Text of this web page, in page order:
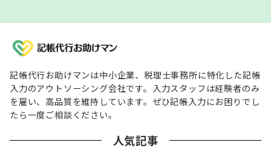
記帳代行お助けマンは中小企業、税理士事務所に特化した記帳
入力のアウトソーシング会社です。入力スタッフは経験者のみ
を雇い、高品質を維持しています。ぜひ記帳入力にお困りでし
たら一度ご相談ください。
人気記事